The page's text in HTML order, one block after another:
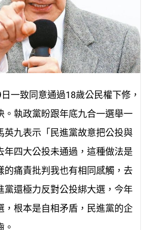
一致同意通過18歲公民權下修，
。執政黨盼跟年底九合一選舉一
英九表示「民進黨故意把公投與
年四大公投未通過，這種做法是
的痛責批判我也有相同感觸，去
黨還極力反對公投綁大選，今年
，根本是自相矛盾，民進黨的企
。